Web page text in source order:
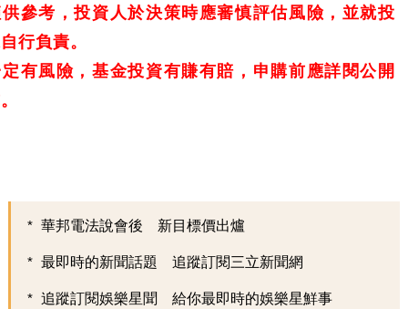
參考，投資人於決策時應審慎評估風險，並就投
行負責。
有風險，基金投資有賺有賠，申購前應詳閱公開
華邦電法說會後 新目標價出爐
最即時的新聞話題 追蹤訂閱三立新聞網
追蹤訂閱娛樂星聞 給你最即時的娛樂星鮮事